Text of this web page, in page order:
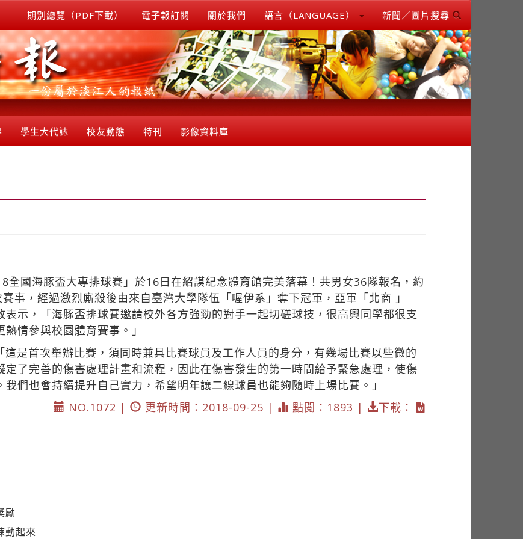
期別總覽（PDF下載） 電子報訂閱 關於我們 語言（LANGUAGE） 新聞／圖片搜尋
學生大代誌 校友動態 特刊 影像資料庫
全國海豚盃大專排球賽」於16日在紹謨紀念體育館完美落幕！共男女36隊報名，約
事，經過激烈廝殺後由來自臺灣大學隊伍「喔伊系」奪下冠軍，亞軍「北商 」
示，「海豚盃排球賽邀請校外各方強勁的對手一起切磋球技，很高興同學都很支
情參與校園體育賽事。」
是首次舉辦比賽，須同時兼具比賽球員及工作人員的身分，有幾場比賽以些微的
了完善的傷害處理計畫和流程，因此在傷害發生的第一時間給予緊急處理，使傷
們也會持續提升自己實力，希望明年讓二線球員也能夠隨時上場比賽。」
NO.1072 |
更新時間：2018-09-25 | 點閱：1893 | 下載：
勵
動起來